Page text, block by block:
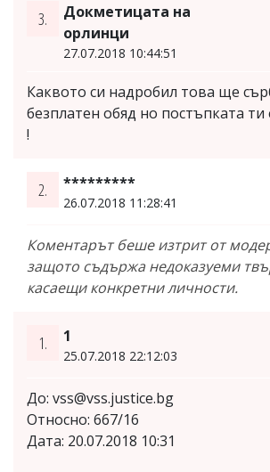
3.
Докметицата на
орлинци
27.07.2018 10:44:51
Каквото си надробил това ще
безплатен обяд но постъпката
!
2. *********
26.07.2018 11:28:41
Коментарът беше изтрит от
защото съдържа недоказуеми
касаещи конкретни личности.
1. 1
25.07.2018 22:12:03
До: vss@vss.justice.bg
Относно: 667/16
Дата: 20.07.2018 10:31